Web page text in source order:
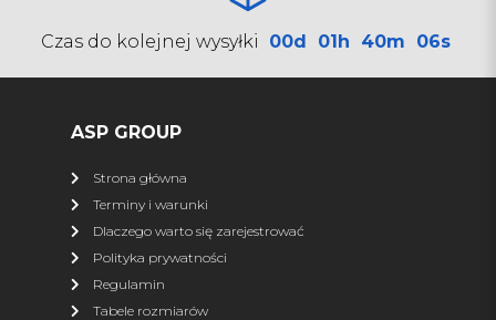
Pługi Kufry
więcej
XRW RACING
Czas do kolejnej wysyłki 00d 01h 40m 06s
ASP GROUP
Strona główna
Terminy i warunki
Dlaczego warto się zarejestrować
Polityka prywatności
Regulamin
Tabele rozmiarów